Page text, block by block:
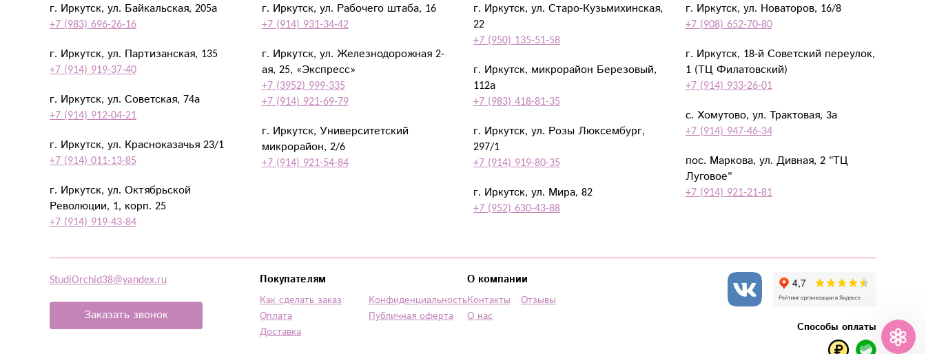
г. Иркутск, ул. Байкальская, 205а
+7 (983) 696-26-16
г. Иркутск, ул. Партизанская, 135
+7 (914) 919-37-40
г. Иркутск, ул. Советская, 74а
+7 (914) 912-04-21
г. Иркутск, ул. Красноказачья 23/1
+7 (914) 011-13-85
г. Иркутск, ул. Октябрьской
Революции, 1, корп. 25
+7 (914) 919-43-84
г. Иркутск, ул. Рабочего штаба, 16
+7 (914) 931-34-42
г. Иркутск, ул. Железнодорожная 2-
ая, 25, «Экспресс»
+7 (3952) 999-335
+7 (914) 921-69-79
г. Иркутск, Университетский
микрорайон, 2/6
+7 (914) 921-54-84
г. Иркутск, ул. Старо-Кузьмихинская,
22
+7 (950) 135‑51‑58
г. Иркутск, микрорайон Березовый,
112а
+7 (983) 418-81-35
г. Иркутск, ул. Розы Люксембург,
297/1
+7 (914) 919-80-35
г. Иркутск, ул. Мира, 82
+7 (952) 630-43-88
г. Иркутск, ул. Новаторов, 16/8
+7 (908) 652-70-80
г. Иркутск, 18-й Советский переулок,
1 (ТЦ Филатовский)
+7 (914) 933-26-01
с. Хомутово, ул. Трактовая, 3а
+7 (914) 947-46-34
пос. Маркова, ул. Дивная, 2 "ТЦ
Луговое"
+7 (914) 921-21-81
StudiOrchid38@yandex.ru
Заказать звонок
Покупателям
Как сделать заказ
Оплата
Доставка
Конфиденциальность
Публичная оферта
О компании
Контакты
О нас
Отзывы
Способы оплаты